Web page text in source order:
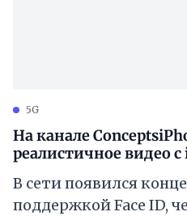
5G
На канале
реалистичное видео с
В сети появился
поддержкой Face ID,